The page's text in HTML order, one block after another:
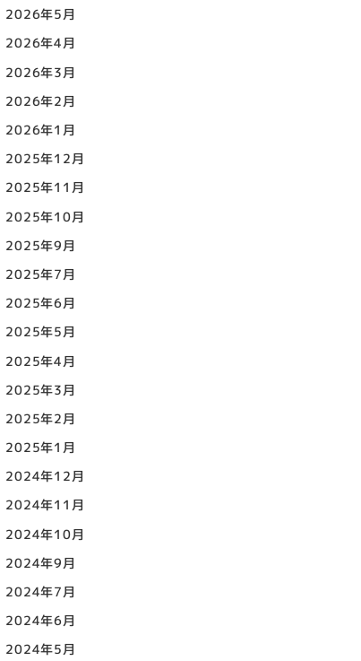
2026年5月
2026年4月
2026年3月
2026年2月
2026年1月
2025年12月
2025年11月
2025年10月
2025年9月
2025年7月
2025年6月
2025年5月
2025年4月
2025年3月
2025年2月
2025年1月
2024年12月
2024年11月
2024年10月
2024年9月
2024年7月
2024年6月
2024年5月